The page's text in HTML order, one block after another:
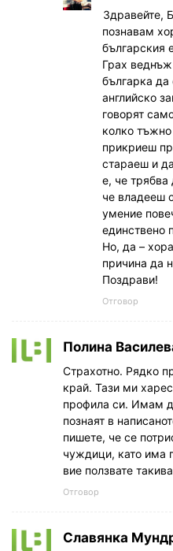
Здравейте,
познавам
българския
Грах
българка да
английско
говорят
колко
прикриеш
стараеш и
е, че трябва
че владееш
умение
единствено
Но, да –
причина да
Поздрави!
Отговор
Полина
Страхотно. Рядко
край. Тази ми
профила си. Имам
познаят в
пишете, че се
чуждици, като има
вие ползвате
Отговор
Славянка